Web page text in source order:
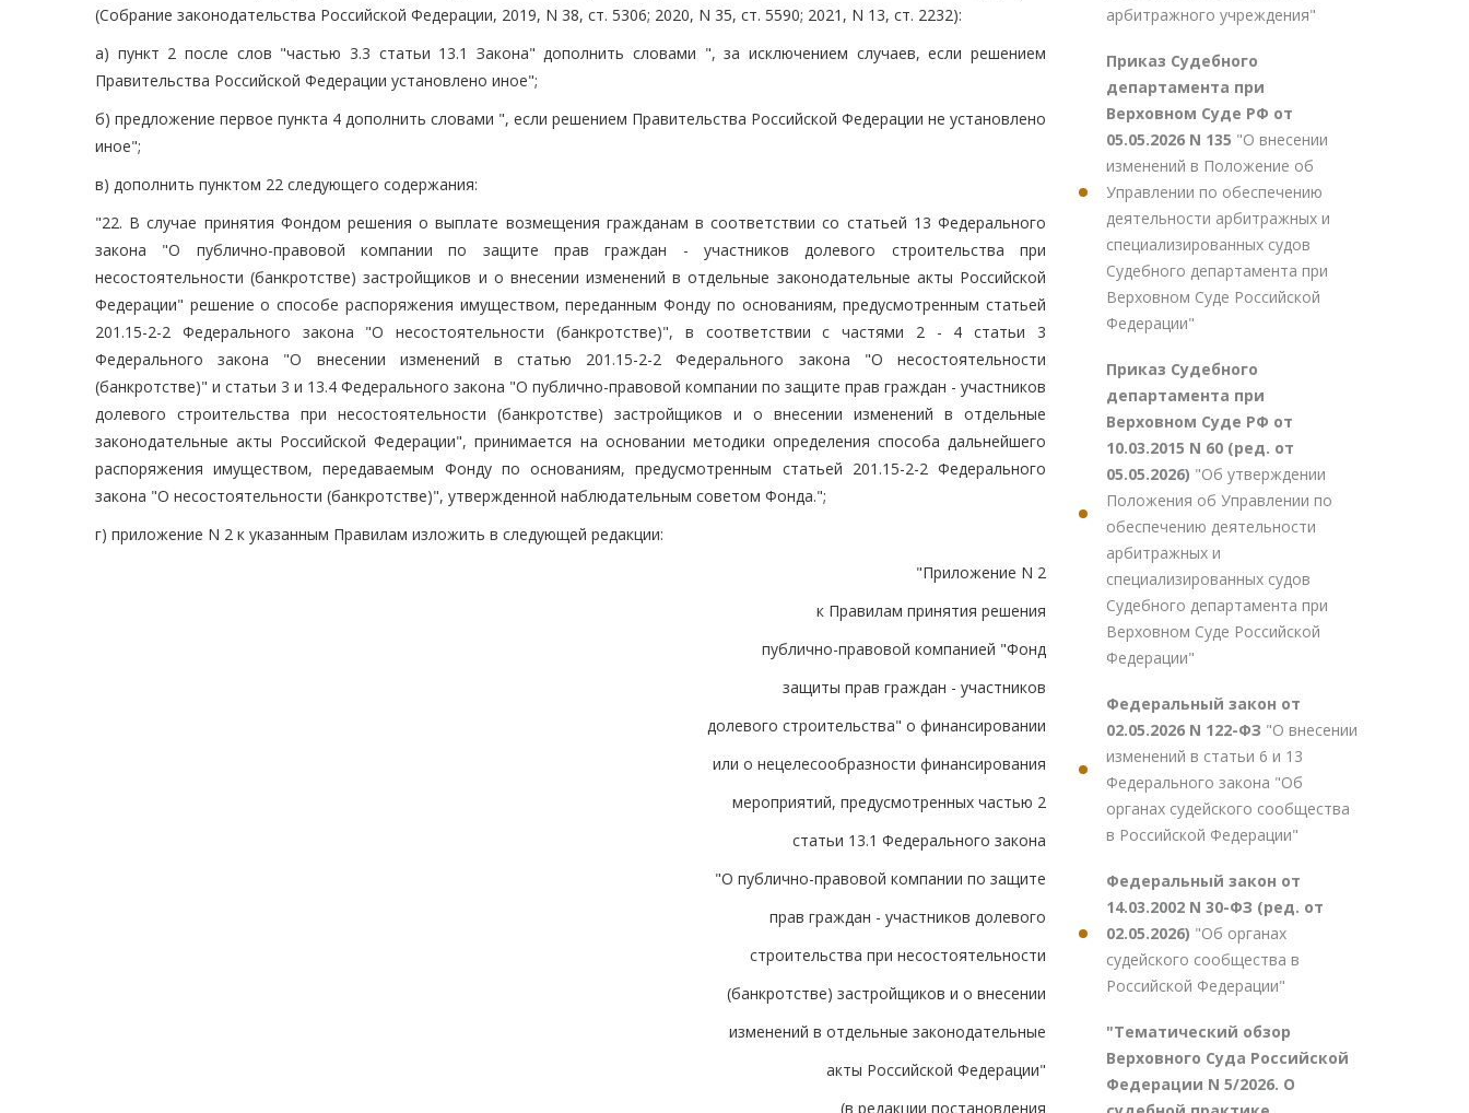
(Собрание законодательства Российской Федерации, 2019, N 38, ст. 5306; 2020, N 35, ст. 5590; 2021, N 13, ст. 2232):
а) пункт 2 после слов "частью 3.3 статьи 13.1 Закона" дополнить словами ", за исключением случаев, если решением
Правительства Российской Федерации установлено иное";
б) предложение первое пункта 4 дополнить словами ", если решением Правительства Российской Федерации не установлено
иное";
в) дополнить пунктом 22 следующего содержания:
"22. В случае принятия Фондом решения о выплате возмещения гражданам в соответствии со статьей 13 Федерального
закона "О публично-правовой компании по защите прав граждан - участников долевого строительства при
несостоятельности (банкротстве) застройщиков и о внесении изменений в отдельные законодательные акты Российской
Федерации" решение о способе распоряжения имуществом, переданным Фонду по основаниям, предусмотренным статьей
201.15-2-2 Федерального закона "О несостоятельности (банкротстве)", в соответствии с частями 2 - 4 статьи 3
Федерального закона "О внесении изменений в статью 201.15-2-2 Федерального закона "О несостоятельности
(банкротстве)" и статьи 3 и 13.4 Федерального закона "О публично-правовой компании по защите прав граждан - участников
долевого строительства при несостоятельности (банкротстве) застройщиков и о внесении изменений в отдельные
законодательные акты Российской Федерации", принимается на основании методики определения способа дальнейшего
распоряжения имуществом, передаваемым Фонду по основаниям, предусмотренным статьей 201.15-2-2 Федерального
закона "О несостоятельности (банкротстве)", утвержденной наблюдательным советом Фонда.";
г) приложение N 2 к указанным Правилам изложить в следующей редакции:
"Приложение N 2
к Правилам принятия решения
публично-правовой компанией "Фонд
защиты прав граждан - участников
долевого строительства" о финансировании
или о нецелесообразности финансирования
мероприятий, предусмотренных частью 2
статьи 13.1 Федерального закона
"О публично-правовой компании по защите
прав граждан - участников долевого
строительства при несостоятельности
(банкротстве) застройщиков и о внесении
изменений в отдельные законодательные
акты Российской Федерации"
(в редакции постановления
арбитражного учреждения"
Приказ Судебного
департамента при
Верховном Суде РФ от
05.05.2026 N 135 "О внесении
изменений в Положение об
Управлении по обеспечению
деятельности арбитражных и
специализированных судов
Судебного департамента при
Верховном Суде Российской
Федерации"
Приказ Судебного
департамента при
Верховном Суде РФ от
10.03.2015 N 60 (ред. от
05.05.2026) "Об утверждении
Положения об Управлении по
обеспечению деятельности
арбитражных и
специализированных судов
Судебного департамента при
Верховном Суде Российской
Федерации"
Федеральный закон от
02.05.2026 N 122-ФЗ "О внесении
изменений в статьи 6 и 13
Федерального закона "Об
органах судейского сообщества
в Российской Федерации"
Федеральный закон от
14.03.2002 N 30-ФЗ (ред. от
02.05.2026) "Об органах
судейского сообщества в
Российской Федерации"
"Тематический обзор
Верховного Суда Российской
Федерации N 5/2026. О